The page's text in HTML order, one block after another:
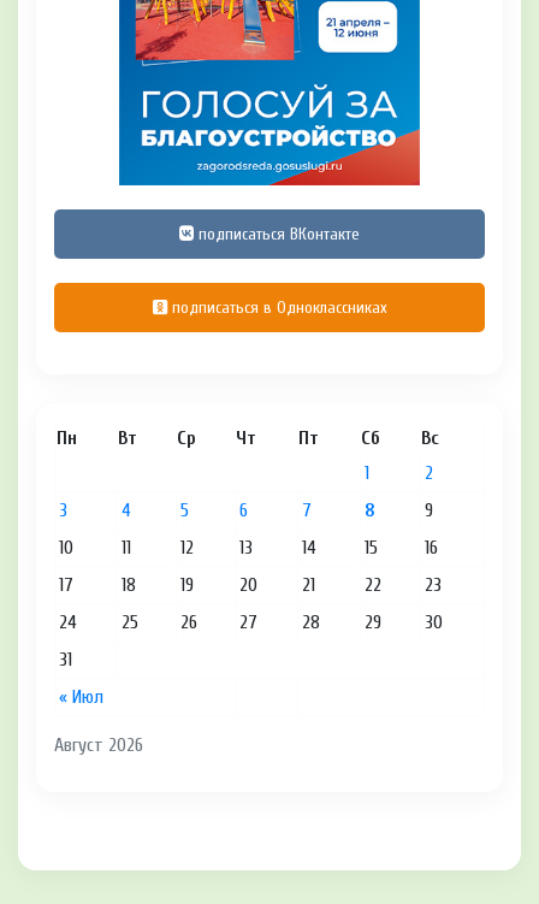
подписаться ВКонтакте
подписаться в Одноклассниках
Август 2026
Пн Вт Ср Чт Пт Сб Вс
« Июл
1
2
3
4 5 6 7 8
9
10
11 12 13 14 15
16
17
18 19 20 21 22
23
24
25 26 27 28 29
30
31